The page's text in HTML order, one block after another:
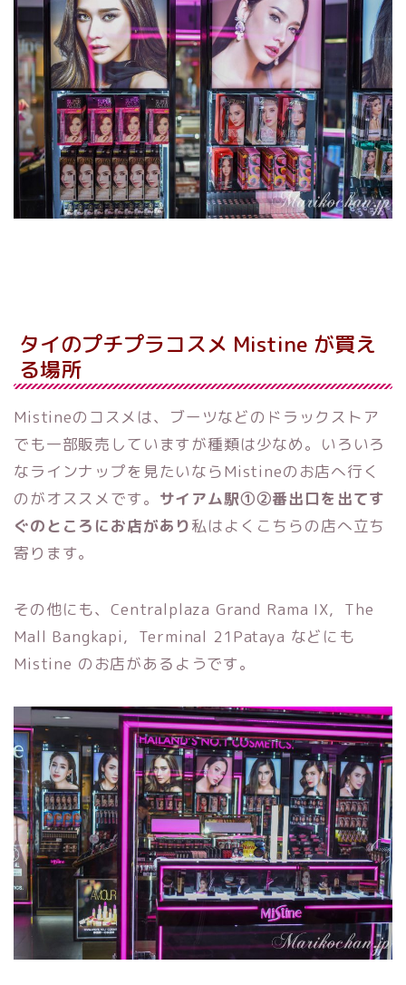
タイのプチプラコスメ Mistine が買え
る場所
Mistineのコスメは、ブーツなどのドラックストア
でも一部販売していますが種類は少なめ。いろいろ
なラインナップを見たいならMistineのお店へ行く
のがオススメです。 サイアム駅①②番出口を出てす
ぐのところにお店があり私はよくこちらの店へ立ち
寄ります。
その他にも、Centralplaza Grand Rama IX, The
Mall Bangkapi, Terminal 21Pataya などにも
Mistine のお店があるようです。